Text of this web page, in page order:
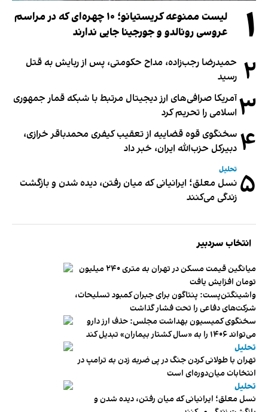
۱
لیست ممنوعه کریستیانو؛ ۱۰ چهره‌ای که در مراسم
عروسی رونالدو و جورجینا جایی ندارند
۲ حمیدرضا رجب‌زاده، مداح حکومتی، پس از ربایش به قتل
رسید
۳آمریکا صرافی‌های ارز دیجیتال مرتبط با شبکه قمار جمهوری
اسلامی را تحریم کرد
۴ سخنگوی قوه قضاییه از تعقیب کیفری محمدباقر خرازی،
دبیر‌کل حزب‌الله ایران، خبر داد
۵ تحلیل
نسل معلق؛ ایرانیانی که میان رفتن، دیده شدن و بازگشت
زندگی می‌کنند
انتخاب سردبیر
میانگین قیمت مسکن در تهران به متری ۲۴۰ میلیون
تومان افزایش یافت
واشینگتن‌پست: پنتاگون برای جبران کمبود تسلیحات،
شرکت‌های دفاعی را تحت فشار گذاشت
سخنگوی کمیسیون بهداشت مجلس: حذف ارز دارو
می‌تواند ۱۴۰۶ را به «سال کشتار بیماران» تبدیل کند
تحلیل
تهران با طولانی کردن جنگ در پی ضربه زدن به ترامپ در
انتخابات میان‌دوره‌ای است
تحلیل
نسل معلق؛ ایرانیانی که میان رفتن، دیده شدن و